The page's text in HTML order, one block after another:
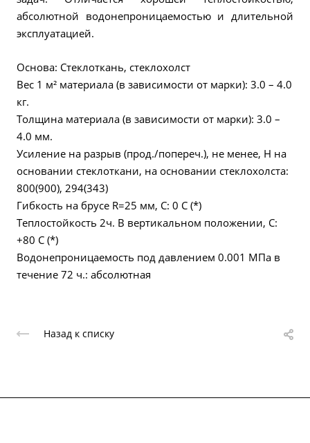
абсолютной водонепроницаемостью и длительной
эксплуатацией.
Основа: Стеклоткань, стеклохолст
Вес 1 м² материала (в зависимости от марки): 3.0 – 4.0
кг.
Толщина материала (в зависимости от марки): 3.0 –
4.0 мм.
Усиление на разрыв (прод./попереч.), не менее, Н на
основании стеклоткани, на основании стеклохолста:
800(900), 294(343)
Гибкость на брусе R=25 мм, С: 0 С (*)
Теплостойкость 2ч. В вертикальном положении, С:
+80 С (*)
Водонепроницаемость под давлением 0.001 МПа в
течение 72 ч.: абсолютная
Назад к списку